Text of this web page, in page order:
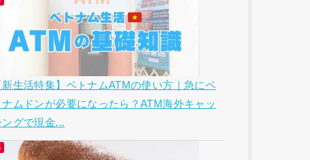
新生活特集】ベトナムATMの使い方｜急にベ
ナムドンが必要になったら？ATM海外キャッ
ングで現金...